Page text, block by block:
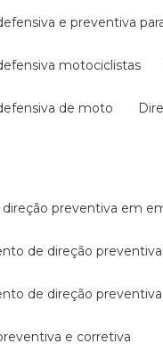
e preventiva
motociclistas
de moto
direção preventiva em
de direção
de direção preventiva
e corretiva